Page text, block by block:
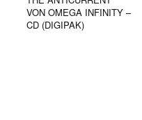
VON OMEGA INFINITY –
CD (DIGIPAK)